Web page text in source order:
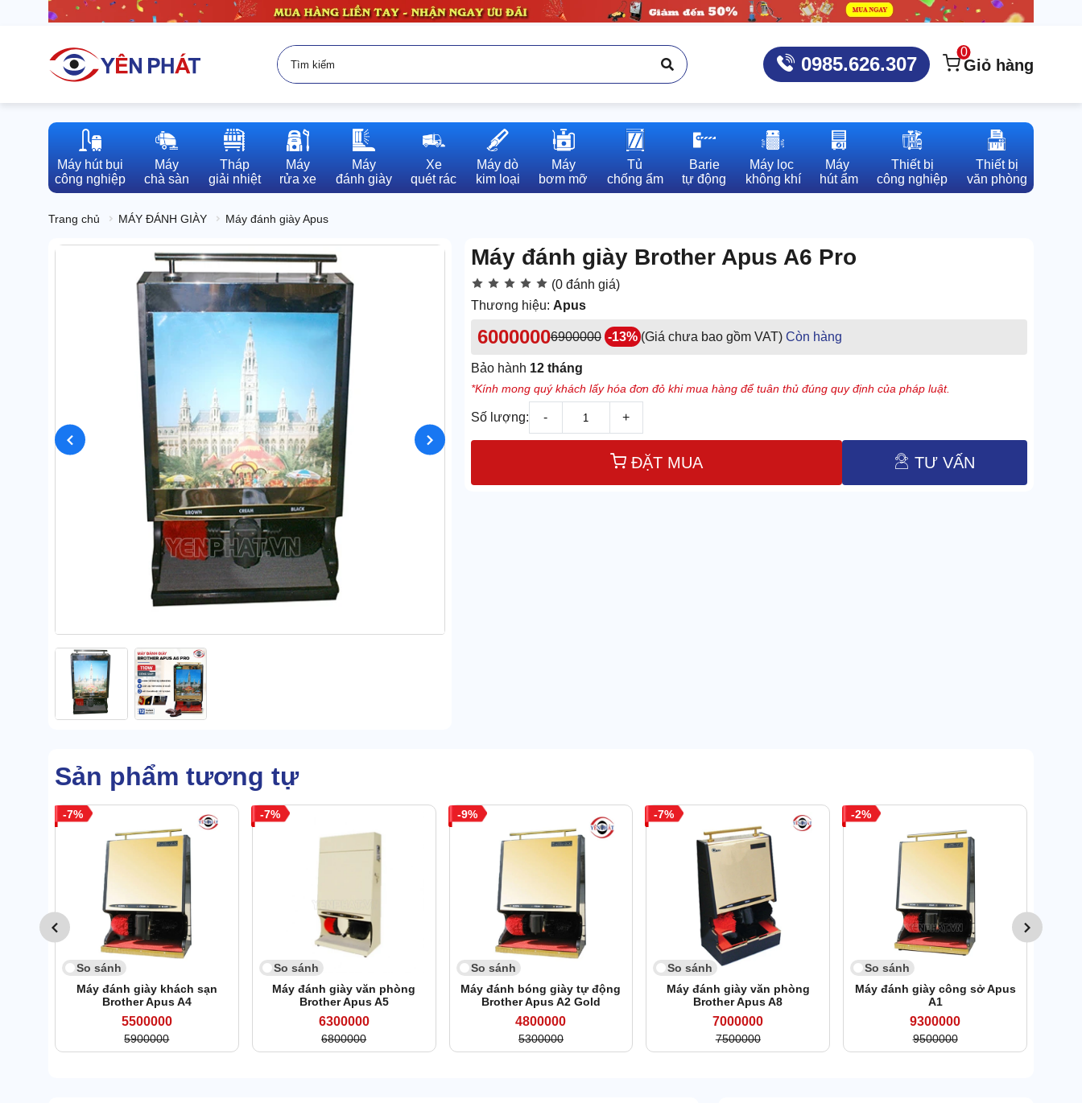
0985.626.307
0
Giỏ hàng
Máy hút bụi
công nghiệp
Máy
chà sàn
Tháp
giải nhiệt
Máy
rửa xe
Máy
đánh giày
Xe
quét rác
Máy dò
kim loại
Máy
bơm mỡ
Tủ
chống ẩm
Barie
tự động
Máy lọc
không khí
Máy
hút ẩm
Thiết bị
công nghiệp
Thiết bị
văn phòng
Trang chủ MÁY ĐÁNH GIÀY Máy đánh giày Apus
Máy đánh giày Brother Apus A6 Pro
(0 đánh giá)
Thương hiệu: Apus
60000006900000 -13% (Giá chưa bao gồm VAT) Còn hàng
Bảo hành 12 tháng
*Kính mong quý khách lấy hóa đơn đỏ khi mua hàng để tuân thủ đúng quy định của pháp luật.
Số lượng: - +
ĐẶT MUA TƯ VẤN
Sản phẩm tương tự
7
So sánh
Máy đánh giày khách sạn
Brother Apus A4
5500000
5900000
7
So sánh
Máy đánh giày văn phòng
Brother Apus A5
6300000
6800000
9
So sánh
Máy đánh bóng giày tự động
Brother Apus A2 Gold
4800000
5300000
7
So sánh
Máy đánh giày văn phòng
Brother Apus A8
7000000
7500000
2
So sánh
Máy đánh giày công sở Apus
A1
9300000
9500000